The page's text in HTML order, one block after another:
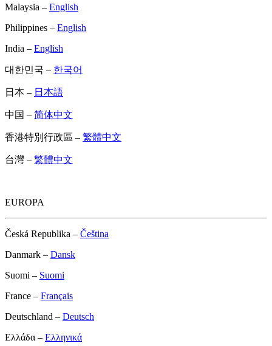
Malaysia – English
Philippines – English
India – English
대한민국 – 한국어
日本 – 日本語
中国 – 简体中文
香港特別行政區 – 繁體中文
台灣 – 繁體中文
EUROPA
Česká Republika – Čeština
Danmark – Dansk
Suomi – Suomi
France – Français
Deutschland – Deutsch
Ελλάδα – Ελληνικά